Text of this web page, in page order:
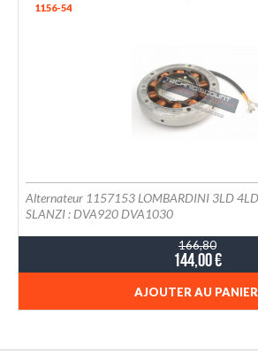
1156-54
Alternateur 1157153 LOMBARDINI 3LD
SLANZI : DVA920 DVA1030
166,80
144,00 €
AJOUTER AU PANIER